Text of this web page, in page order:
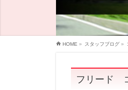
HOME » スタッフブログ »
フリード